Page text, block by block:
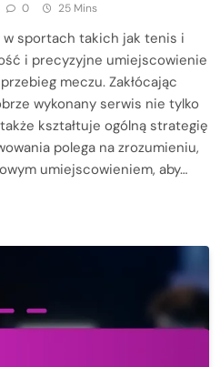
0 25 Mins
sportach takich jak tenis i
i precyzyjne umiejscowienie
meczu. Zakłócając
wykonany serwis nie tylko
kształtuje ogólną strategię
polega na zrozumieniu,
umiejscowieniem, aby…